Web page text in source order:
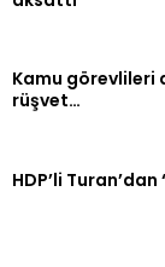
Kamu görevlileri
rüşvet…
HDP’li Turan’dan